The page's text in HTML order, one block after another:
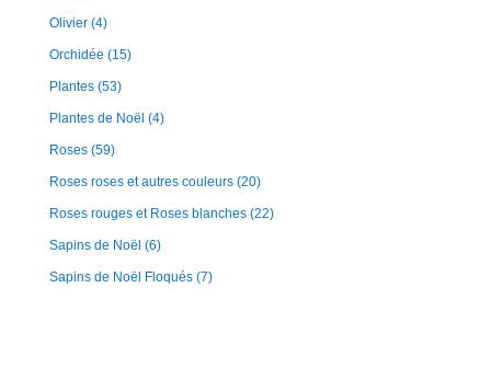
Olivier (4)
Orchidée (15)
Plantes (53)
Plantes de Noël (4)
Roses (59)
Roses roses et autres couleurs (20)
Roses rouges et Roses blanches (22)
Sapins de Noël (6)
Sapins de Noël Floqués (7)